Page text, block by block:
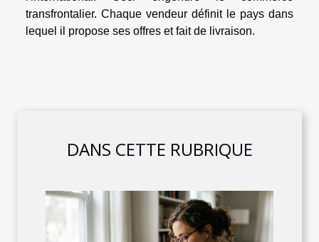
transfrontalier. Chaque vendeur définit le pays dans
lequel il propose ses offres et fait de livraison.
DANS CETTE RUBRIQUE